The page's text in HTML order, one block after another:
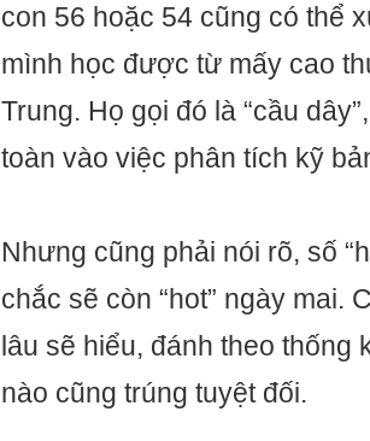
con 56 hoặc 54 cũng có thể
mình học được từ mấy cao
Trung. Họ gọi đó là “cầu
toàn vào việc phân tích kỹ
Nhưng cũng phải nói rõ, số
chắc sẽ còn “hot” ngày mai.
lâu sẽ hiểu, đánh theo thống
nào cũng trúng tuyệt đối.